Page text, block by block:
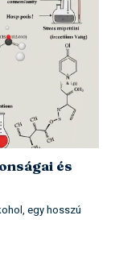
és
egy hosszú